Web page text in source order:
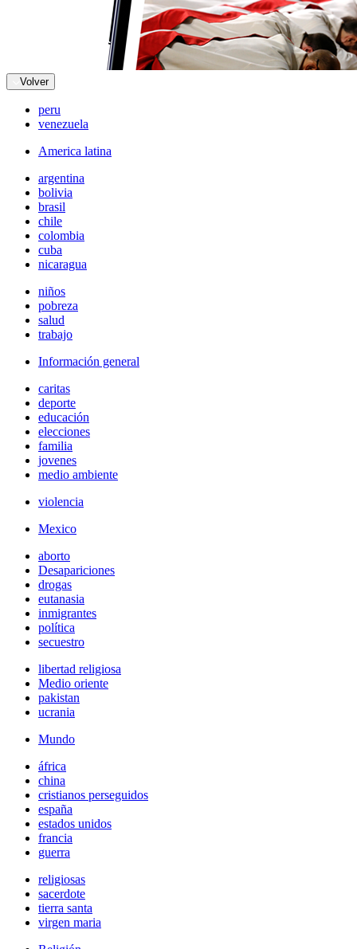
Volver
peru
venezuela
America latina
argentina
bolivia
brasil
chile
colombia
cuba
nicaragua
niños
pobreza
salud
trabajo
Información general
caritas
deporte
educación
elecciones
familia
jovenes
medio ambiente
violencia
Mexico
aborto
Desapariciones
drogas
eutanasia
inmigrantes
política
secuestro
libertad religiosa
Medio oriente
pakistan
ucrania
Mundo
áfrica
china
cristianos perseguidos
españa
estados unidos
francia
guerra
religiosas
sacerdote
tierra santa
virgen maria